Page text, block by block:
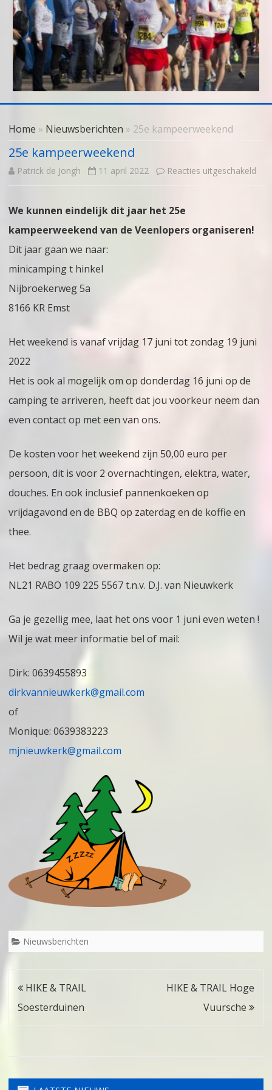
content
Home » Nieuwsberichten » 25e kampeerweekend
25e kampeerweekend
Patrick de Jongh 11 april 2022 Reacties uitgeschakeld
We kunnen eindelijk dit jaar het 25e
kampeerweekend van de Veenlopers organiseren!
Dit jaar gaan we naar:
minicamping t hinkel
Nijbroekerweg 5a
8166 KR Emst
Het weekend is vanaf vrijdag 17 juni tot zondag 19 juni
2022
Het is ook al mogelijk om op donderdag 16 juni op de
camping te arriveren, heeft dat jou voorkeur neem dan
even contact op met een van ons.
De kosten voor het weekend zijn 50,00 euro per
persoon, dit is voor 2 overnachtingen, elektra, water,
douches. En ook inclusief pannenkoeken op
vrijdagavond en de BBQ op zaterdag en de koffie en
thee.
Het bedrag graag overmaken op:
NL21 RABO 109 225 5567 t.n.v. D.J. van Nieuwkerk
Ga je gezellig mee, laat het ons voor 1 juni even weten !
Wil je wat meer informatie bel of mail:
Dirk: 0639455893
dirkvannieuwkerk@gmail.com
of
Monique: 0639383223
mjnieuwkerk@gmail.com
Nieuwsberichten
Bericht
navigatie
HIKE & TRAIL
Soesterduinen
HIKE & TRAIL Hoge
Vuursche